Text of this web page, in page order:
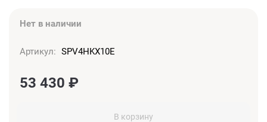
Нет в наличии
Артикул: SPV4HKX10E
53 430 ₽
В корзину